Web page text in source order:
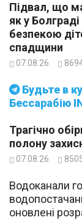
Будьте в курсі подій. Підписуйтесь на
Бессарабію
Підвал, що
як у
безпекою
спадщини
07.08.26
Трагічно
полону
07.08.26
Водоканали
оновлені